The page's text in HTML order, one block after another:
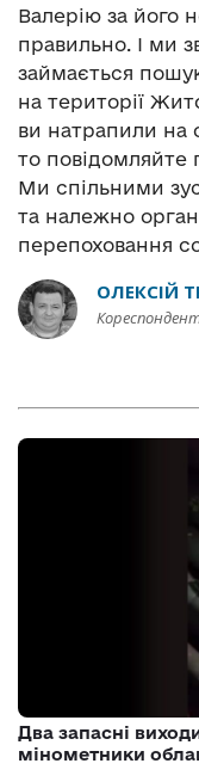
Валерію за його
правильно. І ми
займається
на території
ви натрапили на
то повідомляйте
Ми спільними
та належно
перепоховання
ОЛЕКСІЙ
Два запасні
мінометники